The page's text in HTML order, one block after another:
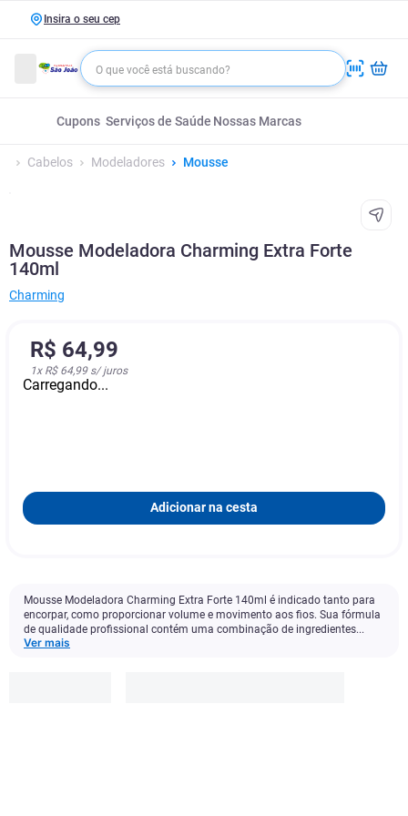
Insira o seu cep
Cupons Serviços de Saúde Nossas Marcas
Cabelos Modeladores Mousse
Mousse Modeladora Charming Extra Forte
140ml
Charming
R$ 64,99
1x R$ 64,99s/ juros
Carregando...
Adicionar na cesta
Mousse Modeladora Charming Extra Forte 140ml é indicado tanto para
encorpar, como proporcionar volume e movimento aos fios. Sua fórmula
de qualidade profissional contém uma combinação de ingredientes...
Ver mais